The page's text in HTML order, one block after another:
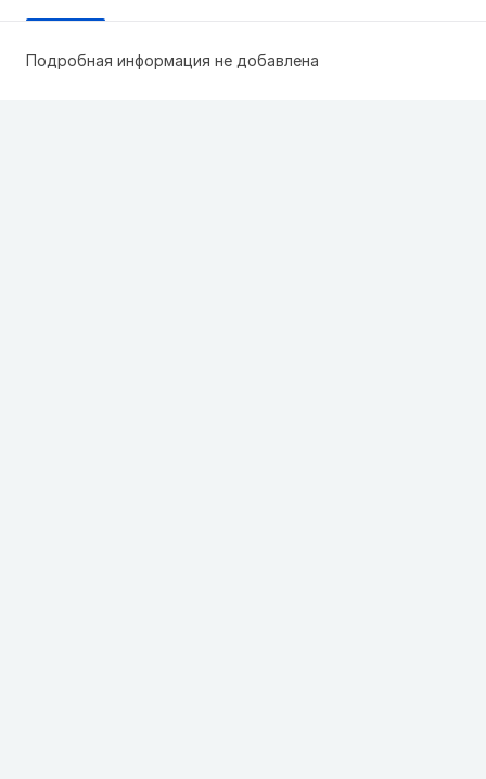
Подробная информация не добавлена